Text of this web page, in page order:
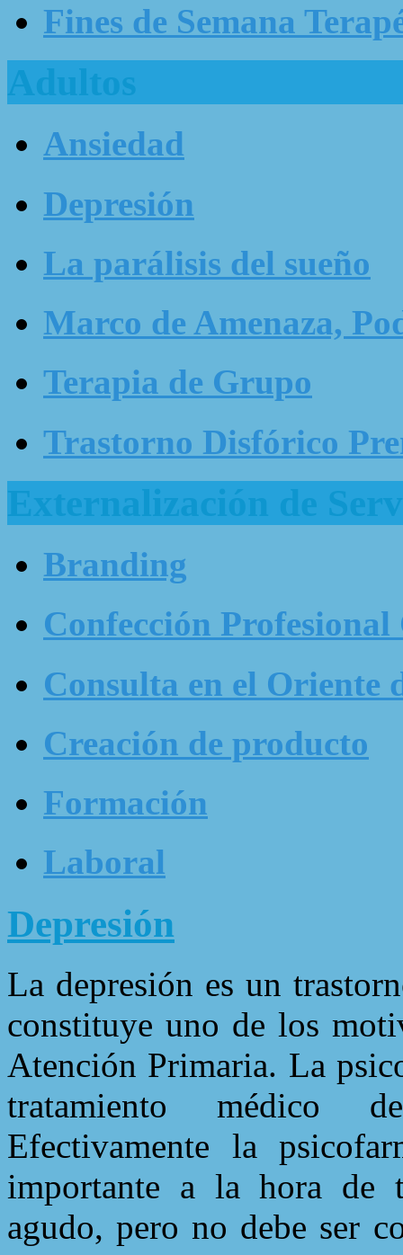
Fines de Semana
Adultos
Ansiedad
Depresión
La parálisis del sueño
Marco de Amenaza,
Terapia de Grupo
Trastorno Disfórico
Externalización de
Branding
Confección Profesional
Consulta en el Oriente
Creación de producto
Formación
Laboral
Depresión
La depresión es un
constituye uno de los
Atención Primaria. La
tratamiento médico
Efectivamente la
importante a la hora de
agudo, pero no debe ser